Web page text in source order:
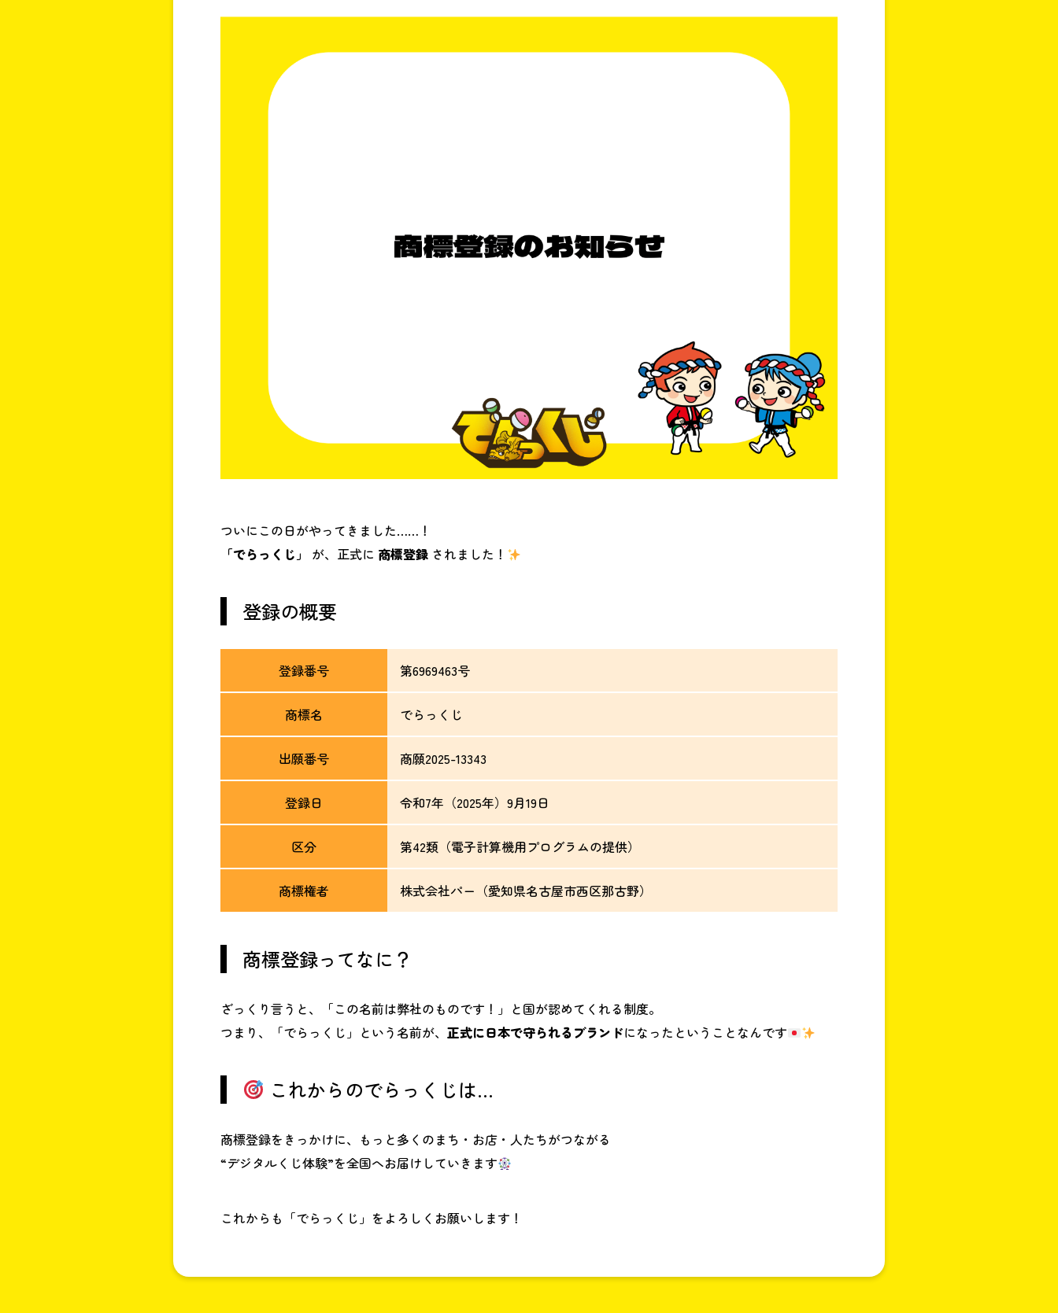
ついにこの日がやってきました……！
「でらっくじ」
が、正式に 商標登録 されました！
登録の概要
登録番号 第6969463号
商標名 でらっくじ
出願番号 商願2025-13343
登録日 令和7年（2025年）9月19日
区分 第42類（電子計算機用プログラムの提供）
商標権者 株式会社パー（愛知県名古屋市西区那古野）
商標登録ってなに？
ざっくり言うと、「この名前は弊社のものです！」と国が認めてくれる制度。
つまり、「でらっくじ」という名前が、 正式に日本で守られるブランドになったということなんです
これからのでらっくじは…
商標登録をきっかけに、もっと多くのまち・お店・人たちがつながる
“デジタルくじ体験”を全国へお届けしていきます
これからも「でらっくじ」をよろしくお願いします！